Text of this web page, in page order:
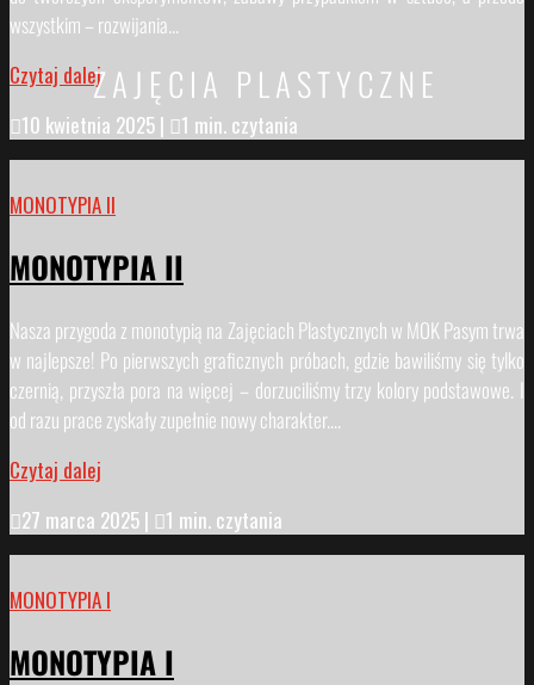
ZAJĘCIA PLASTYCZNE
wszystkim – rozwijania...
Czytaj dalej
10 kwietnia 2025 | 1 min. czytania
MONOTYPIA II
MONOTYPIA II
Nasza przygoda z monotypią na Zajęciach Plastycznych w MOK Pasym trwa
w najlepsze! Po pierwszych graficznych próbach, gdzie bawiliśmy się tylko
czernią, przyszła pora na więcej – dorzuciliśmy trzy kolory podstawowe. I
od razu prace zyskały zupełnie nowy charakter....
Czytaj dalej
27 marca 2025 | 1 min. czytania
MONOTYPIA I
MONOTYPIA I